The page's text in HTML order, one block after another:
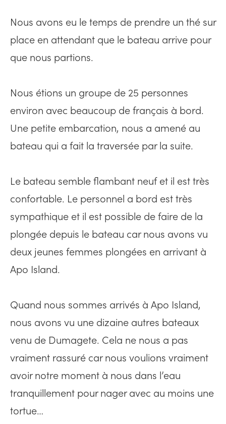
Nous avons eu le temps de prendre un thé sur
place en attendant que le bateau arrive pour
que nous partions.
Nous étions un groupe de 25 personnes
environ avec beaucoup de français à bord.
Une petite embarcation, nous a amené au
bateau qui a fait la traversée par la suite.
Le bateau semble flambant neuf et il est très
confortable. Le personnel a bord est très
sympathique et il est possible de faire de la
plongée depuis le bateau car nous avons vu
deux jeunes femmes plongées en arrivant à
Apo Island.
Quand nous sommes arrivés à Apo Island,
nous avons vu une dizaine autres bateaux
venu de Dumagete. Cela ne nous a pas
vraiment rassuré car nous voulions vraiment
avoir notre moment à nous dans l’eau
tranquillement pour nager avec au moins une
tortue…